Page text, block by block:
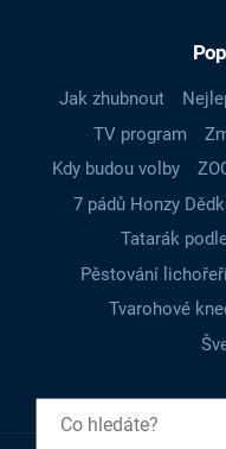
Jak zhubnout
TV program
Kdy budou volby
7 pádů Honzy
Tatarák
Pěstování
Tvarohové